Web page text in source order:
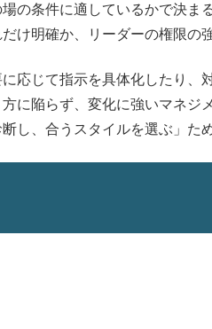
の条件に適しているかで決ま
け明確か、リーダーの権限の
応じて指示を具体化したり、
に陥らず、変化に強いマネジ
し、合うスタイルを選ぶ」た